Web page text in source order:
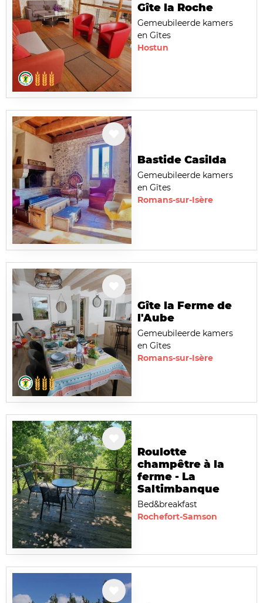
Gîte la Roche
Gemeubileerde kamers
en Gîtes
Hostun
Bastide Casilda
Gemeubileerde kamers
en Gîtes
Romans-sur-Isère
Gîte la Ferme de
l'Aube
Gemeubileerde kamers
en Gîtes
Romans-sur-Isère
Roulotte
champêtre à la
ferme - La
Saltimbanque
Bed&breakfast
Rochefort-Samson